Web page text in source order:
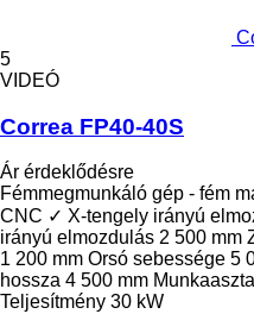
5
VIDEÓ
Correa FP40-40S
Ár érdeklődésre
Fémmegmunkáló gép - fém
CNC ✓ X-tengely irányú
irányú elmozdulás 2 500 mm
1 200 mm Orsó sebessége 5
hossza 4 500 mm
Teljesítmény 30 kW